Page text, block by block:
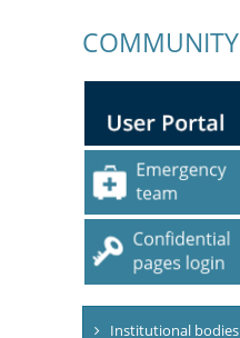
COMMUNITY
Institutional bodies